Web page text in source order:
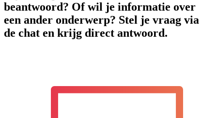
beantwoord? Of wil je informatie over
een ander onderwerp? Stel je vraag via
de chat en krijg direct antwoord.